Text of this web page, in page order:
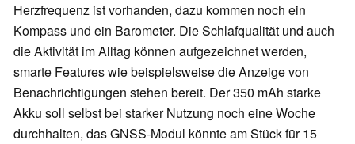
Herzfrequenz ist vorhanden, dazu kommen noch ein
Kompass und ein Barometer. Die Schlafqualität und auch
die Aktivität im Alltag können aufgezeichnet werden,
smarte Features wie beispielsweise die Anzeige von
Benachrichtigungen stehen bereit. Der 350 mAh starke
Akku soll selbst bei starker Nutzung noch eine Woche
durchhalten, das GNSS-Modul könnte am Stück für 15